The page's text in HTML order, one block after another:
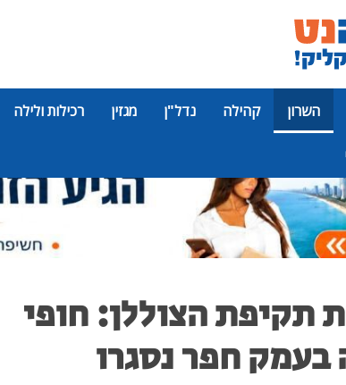
השרון קהילה נדל"ן מגזין רכילות ולילה
תקיפת הצוללן: חופי
חפר נסגרו